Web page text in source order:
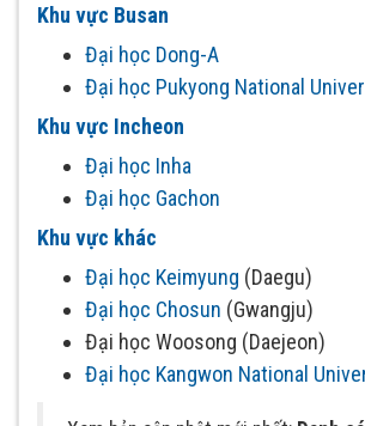
Khu vực Busan
Đại học Dong-A
Đại học Pukyong National
Khu vực Incheon
Đại học Inha
Đại học Gachon
Khu vực khác
Đại học Keimyung (Daegu)
Đại học Chosun (Gwangju)
Đại học Woosong (Daejeon)
Đại học Kangwon National